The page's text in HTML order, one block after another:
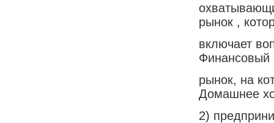
рынок ,
включает
Финансовый
рынок, на
Домашнее
2)